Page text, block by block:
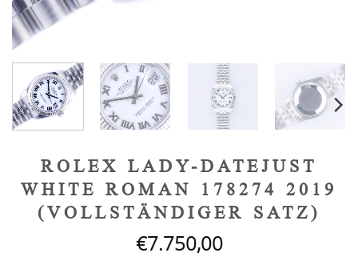
ROLEX LADY-DATEJUST
WHITE ROMAN 178274 2019
(VOLLSTÄNDIGER SATZ)
€7.750,00